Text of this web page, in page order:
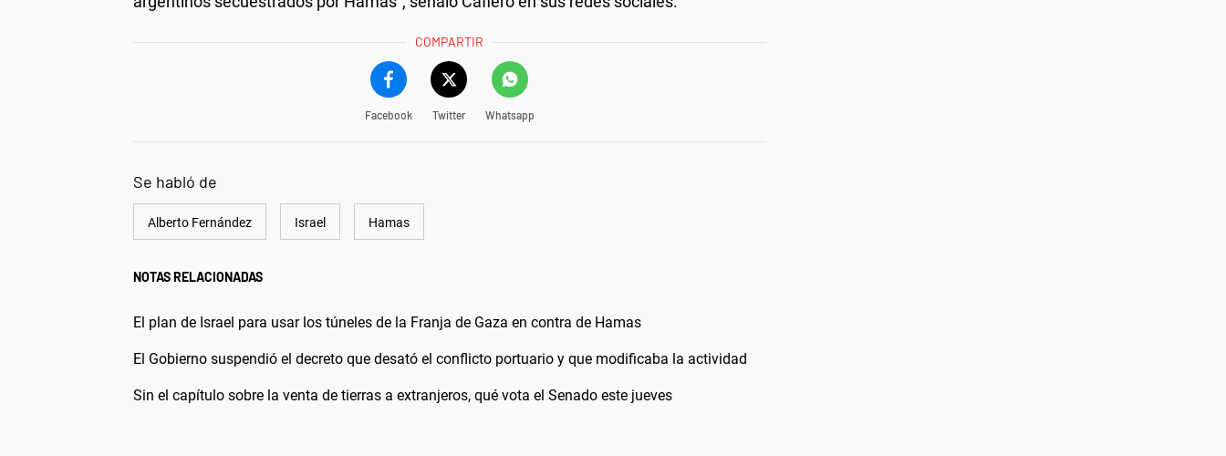
COMPARTIR
Facebook Twitter Whatsapp
Se habló de
Alberto Fernández Israel Hamas
NOTAS RELACIONADAS
El plan de Israel para usar los túneles de la Franja de Gaza en contra de Hamas
El Gobierno suspendió el decreto que desató el conflicto portuario y que modificaba la actividad
Sin el capítulo sobre la venta de tierras a extranjeros, qué vota el Senado este jueves